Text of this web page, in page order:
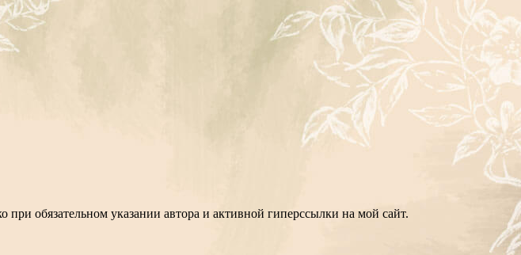
обязательном указании автора и активной гиперссылки на мой сайт.